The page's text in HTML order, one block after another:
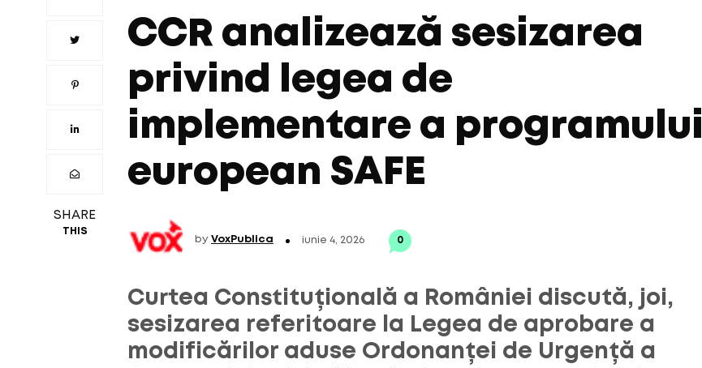
SHARE
THIS
CCR analizează sesizarea
privind legea de
implementare a programului
european SAFE
by VoxPublica iunie 4, 2026 0
Curtea Constituțională a României discută, joi,
sesizarea referitoare la Legea de aprobare a
modificărilor aduse Ordonanței de Urgență a